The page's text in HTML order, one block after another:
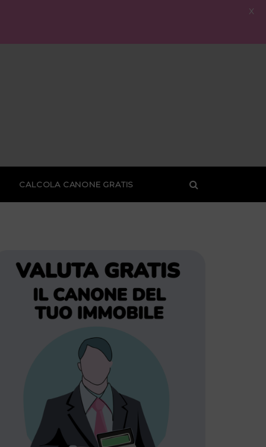
CALCOLA CANONE GRATIS
X